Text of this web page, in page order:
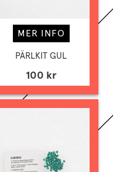
MER INFO
PÄRLKIT GUL
100 kr